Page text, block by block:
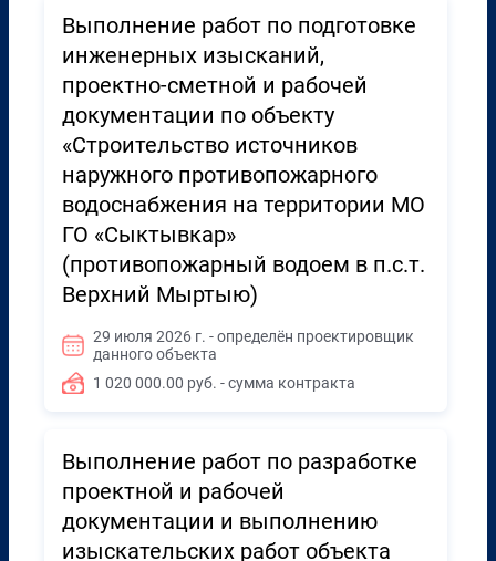
Выполнение работ по подготовке
инженерных изысканий,
проектно-сметной и рабочей
документации по объекту
«Строительство источников
наружного противопожарного
водоснабжения на территории МО
ГО «Сыктывкар»
(противопожарный водоем в п.с.т.
Верхний Мыртыю)
29 июля 2026 г. - определён проектировщик
данного объекта
1 020 000.00 руб. - сумма контракта
Выполнение работ по разработке
проектной и рабочей
документации и выполнению
изыскательских работ объекта